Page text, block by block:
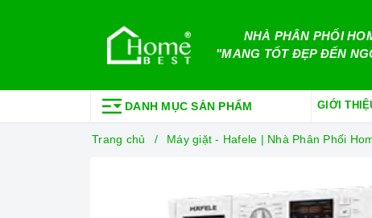
NHÀ PHÂN PHỐI
"MANG TỐT ĐẸP ĐẾN
DANH MỤC SẢN PHẨM GIỚI
Trang chủ Máy giặt - Hafele | Nhà Phân Phối